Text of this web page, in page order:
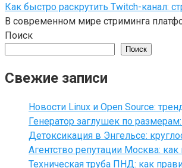
Как быстро раскрутить Twitch-канал:
В современном мире стриминга
Поиск
Поиск
Свежие записи
Новости Linux и Open Source:
Генератор заглушек по
Детоксикация в Энгельсе:
Агентство репутации Москва:
Техническая труба ПНД: как